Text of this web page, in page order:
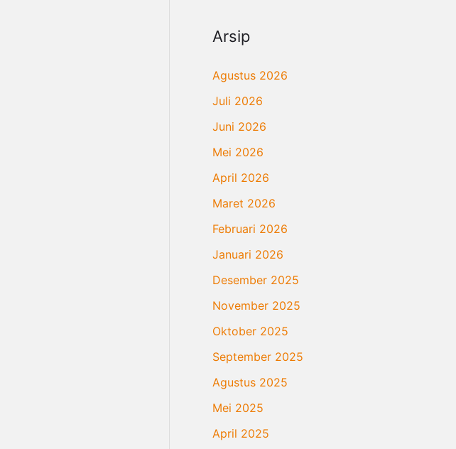
Arsip
Agustus 2026
Juli 2026
Juni 2026
Mei 2026
April 2026
Maret 2026
Februari 2026
Januari 2026
Desember 2025
November 2025
Oktober 2025
September 2025
Agustus 2025
Mei 2025
April 2025